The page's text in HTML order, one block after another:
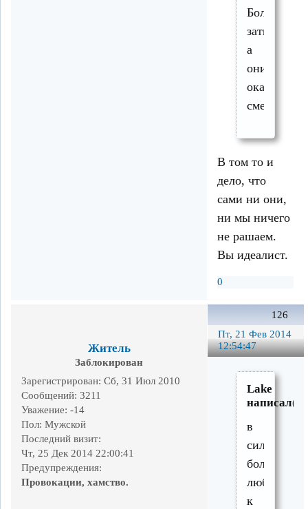
Болотной
затихли,
а
они
оказались
смелее.
В том то и
дело, что
сами ни они,
ни мы ничего
не рашаем.
Вы идеалист.
0
126
Пт, 21 Фев 2014
12:54:47
Житель
Заблокирован
Зарегистрирован: Сб, 31 Июл 2010
Сообщений: 3211
Уважение: -14
Пол: Мужской
Последний визит:
Чт, 25 Дек 2014 22:00:41
Предупреждения:
Провокации, хамство.
Lake
в
силу
большой
любви
к